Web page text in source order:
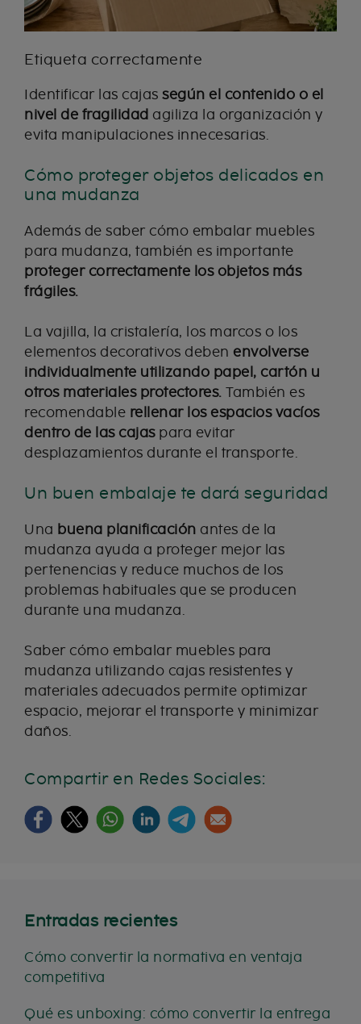
Etiqueta correctamente
Identificar las cajas según el contenido o el
nivel de fragilidad agiliza la organización y
evita manipulaciones innecesarias.
Cómo proteger objetos delicados en
una mudanza
Además de saber cómo embalar muebles
para mudanza, también es importante
proteger correctamente los objetos más
frágiles.
La vajilla, la cristalería, los marcos o los
elementos decorativos deben envolverse
individualmente utilizando papel, cartón u
otros materiales protectores. También es
recomendable rellenar los espacios vacíos
dentro de las cajaspara evitar
desplazamientos durante el transporte.
Un buen embalaje te dará seguridad
Una buena planificación antes de la
mudanza ayuda a proteger mejor las
pertenencias y reduce muchos de los
problemas habituales que se producen
durante una mudanza.
Saber cómo embalar muebles para
mudanza utilizando cajas resistentes y
materiales adecuados permite optimizar
espacio, mejorar el transporte y minimizar
daños.
Compartir en Redes Sociales:
Entradas recientes
Cómo convertir la normativa en ventaja
competitiva
Qué es unboxing: cómo convertir la entrega